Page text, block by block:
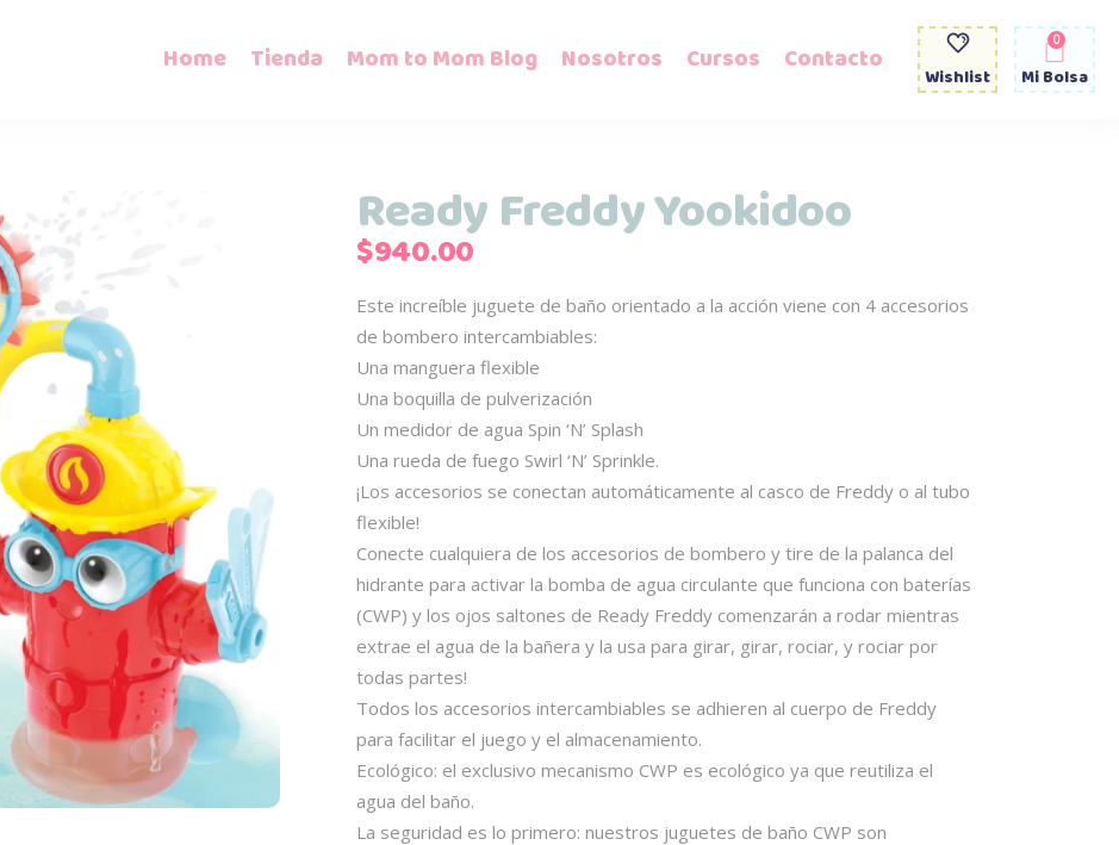
Home Tienda Mom to Mom Blog Nosotros Cursos Contacto Wishlist Mi Bolsa
0
Ready Freddy Yookidoo
$940.00
Este increíble juguete de baño orientado a la acción viene con 4 accesorios
de bombero intercambiables:
Una manguera flexible
Una boquilla de pulverización
Un medidor de agua Spin ‘N’ Splash
Una rueda de fuego Swirl ‘N’ Sprinkle.
¡Los accesorios se conectan automáticamente al casco de Freddy o al tubo
flexible!
Conecte cualquiera de los accesorios de bombero y tire de la palanca del
hidrante para activar la bomba de agua circulante que funciona con baterías
(CWP) y los ojos saltones de Ready Freddy comenzarán a rodar mientras
extrae el agua de la bañera y la usa para girar, girar, rociar, y rociar por
todas partes!
Todos los accesorios intercambiables se adhieren al cuerpo de Freddy
para facilitar el juego y el almacenamiento.
Ecológico: el exclusivo mecanismo CWP es ecológico ya que reutiliza el
agua del baño.
La seguridad es lo primero: nuestros juguetes de baño CWP son